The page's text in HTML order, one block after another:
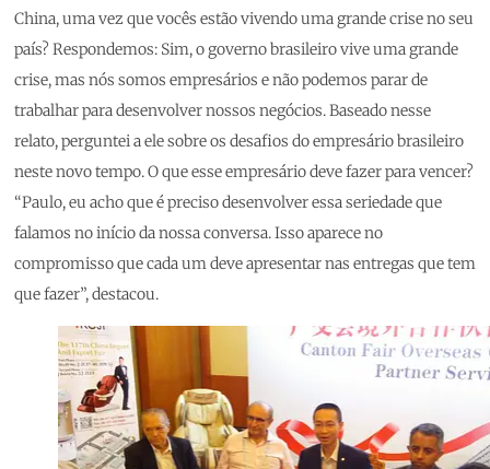
China, uma vez que vocês estão vivendo uma grande crise no seu
país? Respondemos: Sim, o governo brasileiro vive uma grande
crise, mas nós somos empresários e não podemos parar de
trabalhar para desenvolver nossos negócios. Baseado nesse
relato, perguntei a ele sobre os desafios do empresário brasileiro
neste novo tempo. O que esse empresário deve fazer para vencer?
“Paulo, eu acho que é preciso desenvolver essa seriedade que
falamos no início da nossa conversa. Isso aparece no
compromisso que cada um deve apresentar nas entregas que tem
que fazer”, destacou.